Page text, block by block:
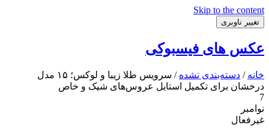
Skip to the content
تغییر ناوبری
عکس های فیسبوکی
خانه / دسته‌بندی نشده
/ سرویس طلا زیبا و لوکس؛ ۱۵ مدل
درخشان برای تکمیل استایل عروس‌های شیک و خاص
7
نوامبر
غیرفعال